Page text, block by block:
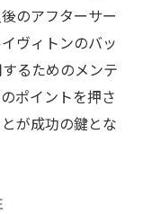
のアフターサー
ヴィトンのバッ
るためのメンテ
ポイントを押さ
が成功の鍵とな